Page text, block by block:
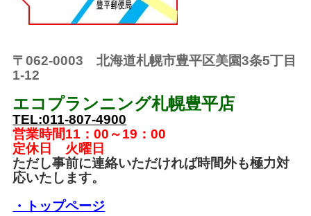
〒062-0003 北海道札幌市豊平区美園3条5丁目
1-12
エコプランニング札幌豊平店
TEL:011-807-4900
営業時間11：00～19：00
定休日 火曜日
ただし事前に連絡いただければ時間外も極力対
応いたします。
・トップページ